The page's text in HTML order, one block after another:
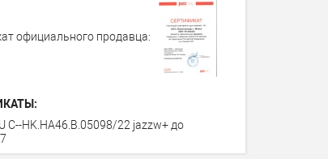
официального продавца:
C--HK.HA46.В.05098/22 jazzw+ до